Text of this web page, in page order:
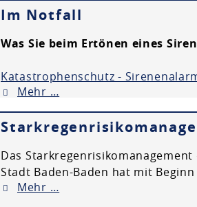
Im Notfall
Was Sie beim Ertönen eines
Katastrophenschutz -
Mehr …
Das
Stadt Baden-Baden hat mit Beginn
Mehr …